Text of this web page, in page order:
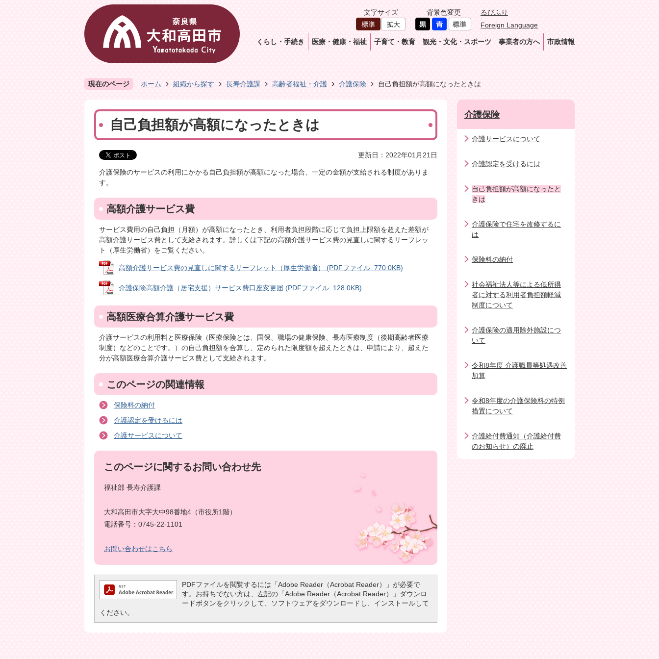
文字サイズ 背景色変更
るびふり
Foreign Language
くらし・手続き 医療・健康・福祉 子育て・教育 観光・文化・スポーツ 事業者の方へ 市政情報
現在のページ ホーム 組織から探す 長寿介護課 高齢者福祉・介護 介護保険 自己負担額が高額になったときは
自己負担額が高額になったときは
更新日：2022年01月21日
介護保険のサービスの利用にかかる自己負担額が高額になった場合、一定の金額が支給される制度がありま
す。
高額介護サービス費
サービス費用の自己負担（月額）が高額になったとき、利用者負担段階に応じて負担上限額を超えた差額が
高額介護サービス費として支給されます。詳しくは下記の高額介護サービス費の見直しに関するリーフレッ
ト（厚生労働省）をご覧ください。
高額介護サービス費の見直しに関するリーフレット（厚生労働省） (PDFファイル: 770.0KB)
介護保険高額介護（居宅支援）サービス費口座変更届 (PDFファイル: 128.0KB)
高額医療合算介護サービス費
介護サービスの利用料と医療保険（医療保険とは、国保、職場の健康保険、長寿医療制度（後期高齢者医療
制度）などのことです。）の自己負担額を合算し、定められた限度額を超えたときは、申請により、超えた
分が高額医療合算介護サービス費として支給されます。
このページの関連情報
保険料の納付
介護認定を受けるには
介護サービスについて
このページに関するお問い合わせ先
福祉部 長寿介護課
大和高田市大字大中98番地4（市役所1階）
電話番号：0745-22-1101
お問い合わせはこちら
PDFファイルを閲覧するには「Adobe Reader（Acrobat Reader）」が必要で
す。お持ちでない方は、左記の「Adobe Reader（Acrobat Reader）」ダウンロ
ードボタンをクリックして、ソフトウェアをダウンロードし、インストールして
ください。
介護保険
介護サービスについて
介護認定を受けるには
自己負担額が高額になったと
きは
介護保険で住宅を改修するに
は
保険料の納付
社会福祉法人等による低所得
者に対する利用者負担額軽減
制度について
介護保険の適用除外施設につ
いて
令和8年度 介護職員等処遇改善
加算
令和8年度の介護保険料の特例
措置について
介護給付費通知（介護給付費
のお知らせ）の廃止